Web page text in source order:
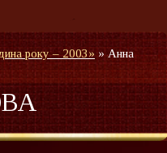
року – 2003»»Анна